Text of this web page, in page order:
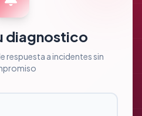
diagnostico
respuesta a incidentes sin